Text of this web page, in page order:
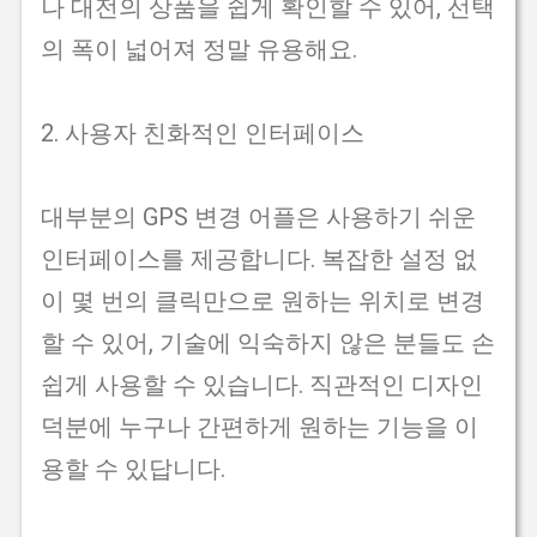
나 대전의 상품을 쉽게 확인할 수 있어, 선택
의 폭이 넓어져 정말 유용해요.
2. 사용자 친화적인 인터페이스
대부분의 GPS 변경 어플은 사용하기 쉬운
인터페이스를 제공합니다. 복잡한 설정 없
이 몇 번의 클릭만으로 원하는 위치로 변경
할 수 있어, 기술에 익숙하지 않은 분들도 손
쉽게 사용할 수 있습니다. 직관적인 디자인
덕분에 누구나 간편하게 원하는 기능을 이
용할 수 있답니다.